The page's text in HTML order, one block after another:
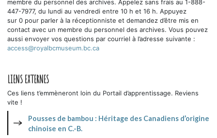
membre du personnel des archives. Appelez sans frais au 1-888-
447-7977, du lundi au vendredi entre 10 h et 16 h. Appuyez
sur 0 pour parler à la réceptionniste et demandez d’être mis en
contact avec un membre du personnel des archives. Vous pouvez
aussi envoyer vos questions par courriel à l’adresse suivante :
access@royalbcmuseum.bc.ca
LIENS EXTERNES
Ces liens t’emmèneront loin du Portail d’apprentissage. Reviens
vite !
Pousses de bambou : Héritage des Canadiens d’origine
chinoise en C.-B.